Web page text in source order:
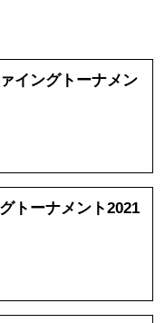
イングトーナメン
トーナメント2021